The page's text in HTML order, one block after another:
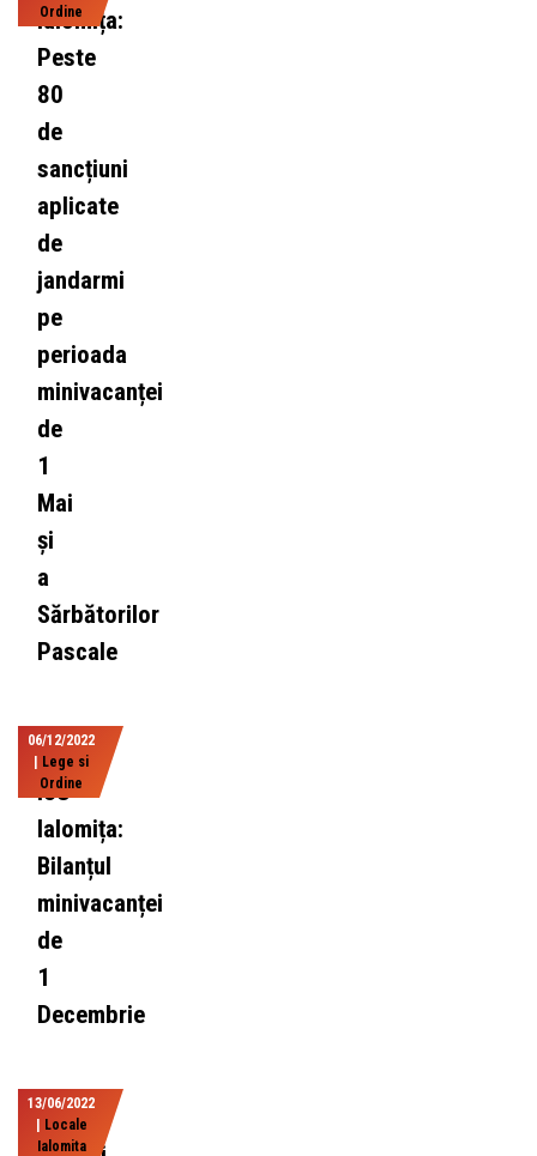
Ordine
Ialomița:
Peste
80
de
sancțiuni
aplicate
de
jandarmi
pe
perioada
minivacanței
de
1
Mai
și
a
Sărbătorilor
Pascale
06/12/2022
Lege si
Ordine
ISU
Ialomița:
Bilanțul
minivacanței
de
1
Decembrie
13/06/2022
Locale
Ialomita